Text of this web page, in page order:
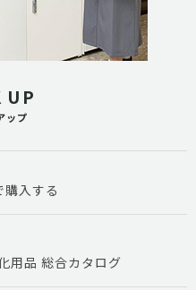
UP
ップ
入する
用品 総合カタログ